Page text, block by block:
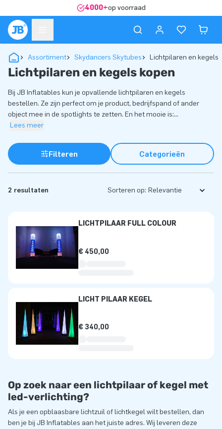
4000+op voorraad
Assortiment Skydancers Skytubes Lichtpilaren en kegels
Lichtpilaren en kegels kopen
Bij JB Inflatables kun je opvallende lichtpilaren en kegels
bestellen. Ze zijn perfect om je product, bedrijfspand of ander
object mee in de spotlights te zetten. En het mooie is:...
Lees meer
Filteren Categorieën
2 resultaten Sorteren op:
LICHTPILAAR FULL COLOUR
€ 450,00
LICHT PILAAR KEGEL
€ 340,00
Op zoek naar een lichtpilaar of kegel met
led-verlichting?
Als je een opblaasbare lichtzuil of lichtkegel wilt bestellen, dan
ben je bij JB Inflatables aan het juiste adres. Wij leveren deze